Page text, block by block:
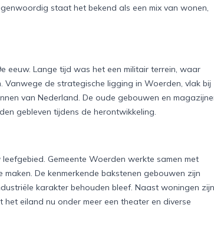
staat het bekend als een mix van wonen,
eeuw. Lange tijd was het een militair terrein, waar
de strategische ligging in Woerden, vlak bij
van Nederland. De oude gebouwen en
gebleven tijdens de herontwikkeling.
Gemeente Woerden werkte samen met
De kenmerkende bakstenen gebouwen zijn
karakter behouden bleef. Naast woningen zijn
eiland nu onder meer een theater en diverse